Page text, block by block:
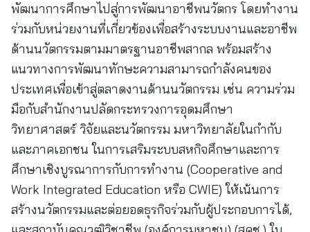
พัฒนาการศึกษาไปสู่การพัฒนาอาชีพนวัตกร โดยทำงาน
ร่วมกับหน่วยงานที่เกี่ยวข้องเพื่อสร้างระบบงานและอาชีพ
ด้านนวัตกรรมตามมาตรฐานอาชีพสากล พร้อมสร้าง
แนวทางการพัฒนาทักษะความสามารถกำลังคนของ
ประเทศเพื่อเข้าสู่ตลาดงานด้านนวัตกรรม เช่น ความร่วม
มือกับสำนักงานปลัดกระทรวงการอุดมศึกษา
วิทยาศาสตร์ วิจัยและนวัตกรรม มหาวิทยาลัยในกำกับ
และภาคเอกชน ในการเสริมระบบสหกิจศึกษาและการ
ศึกษาเชิงบูรณาการกับการทำงาน (Cooperative and
Work Integrated Education หรือ CWIE) ให้เน้นการ
สร้างนวัตกรรมและต่อยอดธุรกิจร่วมกับผู้ประกอบการได้,